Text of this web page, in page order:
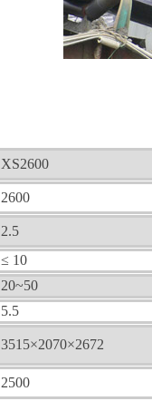
XS2600
2600
2.5
≤ 10
20~50
5.5
3515×2070×2672
2500